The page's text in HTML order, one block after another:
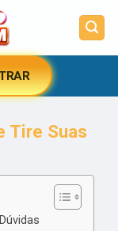
Tire Suas